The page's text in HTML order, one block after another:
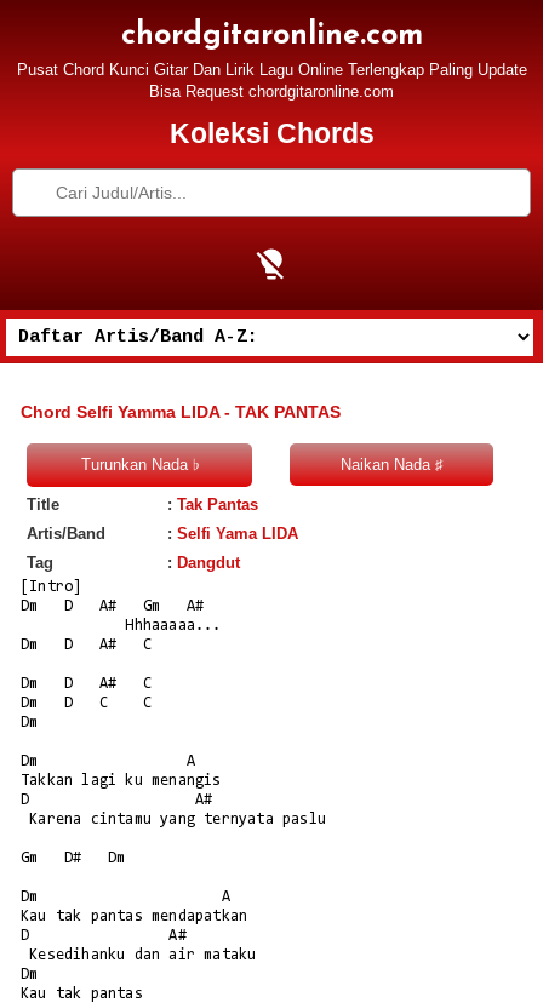
chordgitaronline.com
Pusat Chord Kunci Gitar Dan Lirik Lagu Online Terlengkap Paling Update
Bisa Request chordgitaronline.com
Koleksi Chords
Chord Selfi Yamma LIDA - TAK PANTAS
Title : Tak Pantas
Artis/Band
: Selfi Yama LIDA
Tag
: Dangdut
[Intro]
Dm   D   A#   Gm   A#
Dm   D   A#   C
Dm   D   A#   C
Dm   D   C    C
Dm
Dm                 A
Takkan lagi ku menangis
D                   A#
Gm   D#   Dm
Dm                     A
Kau tak pantas mendapatkan
D                A#
Dm
Kau tak pantas